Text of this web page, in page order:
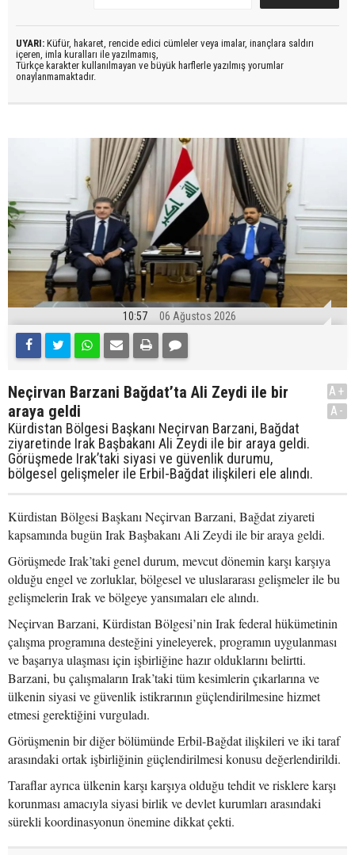
UYARI: Küfür, hakaret, rencide edici cümleler veya imalar, inançlara saldırı
içeren, imla kuralları ile yazılmamış,
Türkçe karakter kullanılmayan ve büyük harflerle yazılmış yorumlar
onaylanmamaktadır.
10:57 06 Ağustos 2026
Neçirvan Barzani Bağdat’ta Ali Zeydi ile bir
araya geldi
Kürdistan Bölgesi Başkanı Neçirvan Barzani, Bağdat
ziyaretinde Irak Başbakanı Ali Zeydi ile bir araya geldi.
Görüşmede Irak’taki siyasi ve güvenlik durumu,
bölgesel gelişmeler ile Erbil-Bağdat ilişkileri ele alındı.
A+
A-
Kürdistan Bölgesi Başkanı Neçirvan Barzani, Bağdat ziyareti
kapsamında bugün Irak Başbakanı Ali Zeydi ile bir araya geldi.
Görüşmede Irak’taki genel durum, mevcut dönemin karşı karşıya
olduğu engel ve zorluklar, bölgesel ve uluslararası gelişmeler ile bu
gelişmelerin Irak ve bölgeye yansımaları ele alındı.
Neçirvan Barzani, Kürdistan Bölgesi’nin Irak federal hükümetinin
çalışma programına desteğini yineleyerek, programın uygulanması
ve başarıya ulaşması için işbirliğine hazır olduklarını belirtti.
Barzani, bu çalışmaların Irak’taki tüm kesimlerin çıkarlarına ve
ülkenin siyasi ve güvenlik istikrarının güçlendirilmesine hizmet
etmesi gerektiğini vurguladı.
Görüşmenin bir diğer bölümünde Erbil-Bağdat ilişkileri ve iki taraf
arasındaki ortak işbirliğinin güçlendirilmesi konusu değerlendirildi.
Taraflar ayrıca ülkenin karşı karşıya olduğu tehdit ve risklere karşı
korunması amacıyla siyasi birlik ve devlet kurumları arasındaki
sürekli koordinasyonun önemine dikkat çekti.